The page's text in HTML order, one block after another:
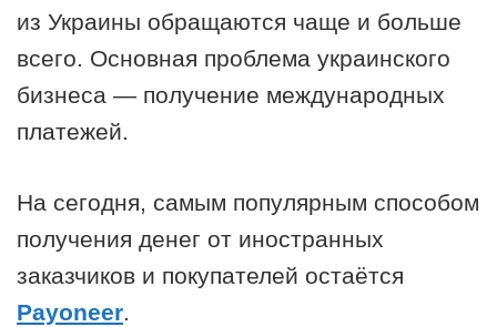
из Украины обращаются чаще и больше
всего. Основная проблема украинского
бизнеса — получение международных
платежей.
На сегодня, самым популярным способом
получения денег от иностранных
заказчиков и покупателей остаётся
Payoneer.